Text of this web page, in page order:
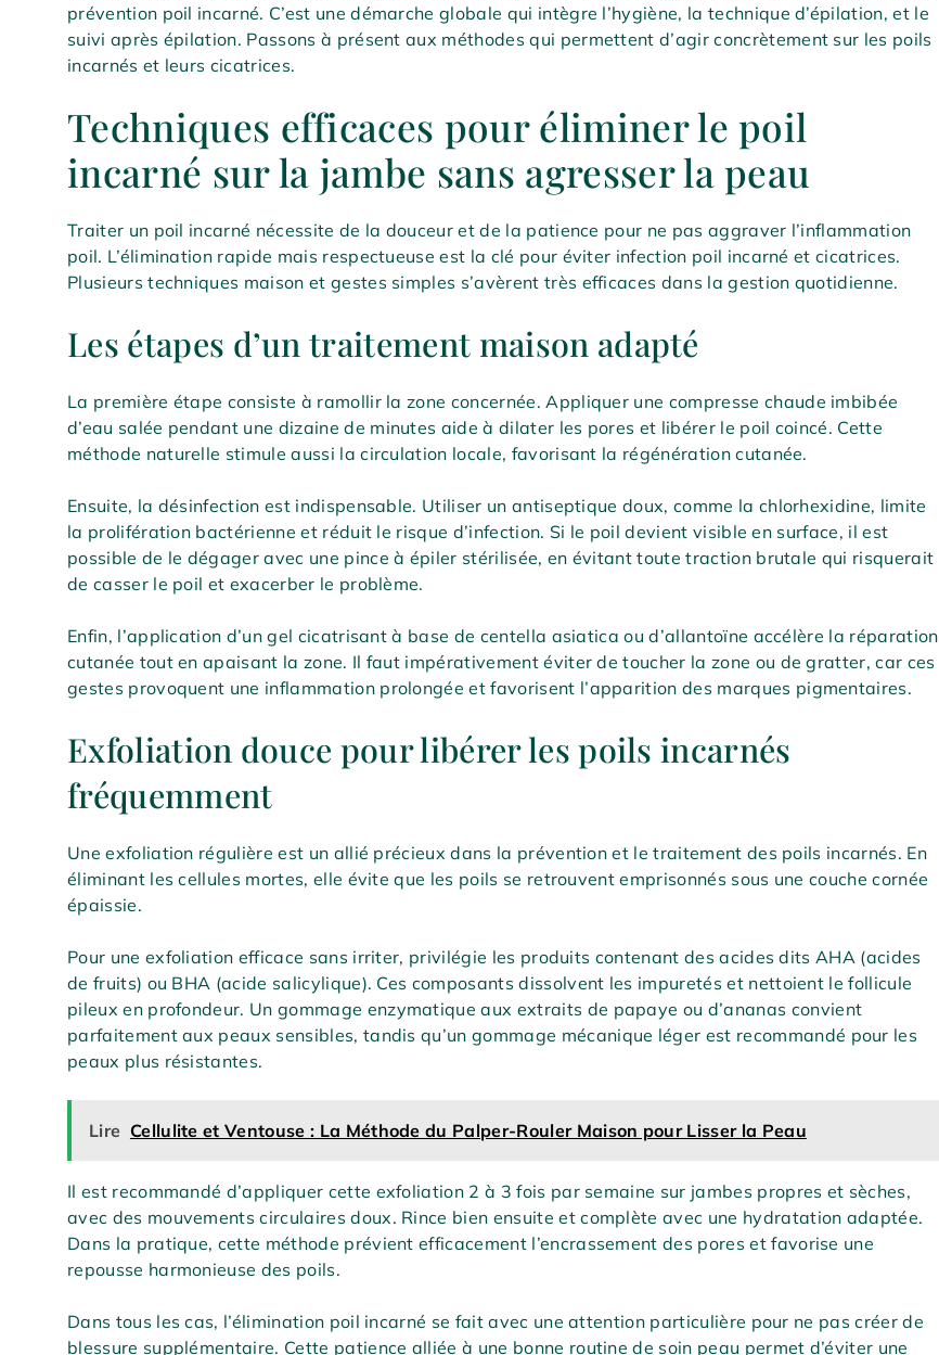
prévention poil incarné. C’est une démarche globale qui intègre l’hygiène, la technique d’épilation, et le
suivi après épilation. Passons à présent aux méthodes qui permettent d’agir concrètement sur les poils
incarnés et leurs cicatrices.
Techniques efficaces pour éliminer le poil
incarné sur la jambe sans agresser la peau
Traiter un poil incarné nécessite de la douceur et de la patience pour ne pas aggraver l’inflammation
poil. L’élimination rapide mais respectueuse est la clé pour éviter infection poil incarné et cicatrices.
Plusieurs techniques maison et gestes simples s’avèrent très efficaces dans la gestion quotidienne.
Les étapes d’un traitement maison adapté
La première étape consiste à ramollir la zone concernée. Appliquer une compresse chaude imbibée
d’eau salée pendant une dizaine de minutes aide à dilater les pores et libérer le poil coincé. Cette
méthode naturelle stimule aussi la circulation locale, favorisant la régénération cutanée.
Ensuite, la désinfection est indispensable. Utiliser un antiseptique doux, comme la chlorhexidine, limite
la prolifération bactérienne et réduit le risque d’infection. Si le poil devient visible en surface, il est
possible de le dégager avec une pince à épiler stérilisée, en évitant toute traction brutale qui risquerait
de casser le poil et exacerber le problème.
Enfin, l’application d’un gel cicatrisant à base de centella asiatica ou d’allantoïne accélère la réparation
cutanée tout en apaisant la zone. Il faut impérativement éviter de toucher la zone ou de gratter, car ces
gestes provoquent une inflammation prolongée et favorisent l’apparition des marques pigmentaires.
Exfoliation douce pour libérer les poils incarnés
fréquemment
Une exfoliation régulière est un allié précieux dans la prévention et le traitement des poils incarnés. En
éliminant les cellules mortes, elle évite que les poils se retrouvent emprisonnés sous une couche cornée
épaissie.
Pour une exfoliation efficace sans irriter, privilégie les produits contenant des acides dits AHA (acides
de fruits) ou BHA (acide salicylique). Ces composants dissolvent les impuretés et nettoient le follicule
pileux en profondeur. Un gommage enzymatique aux extraits de papaye ou d’ananas convient
parfaitement aux peaux sensibles, tandis qu’un gommage mécanique léger est recommandé pour les
peaux plus résistantes.
Lire Cellulite et Ventouse : La Méthode du Palper-Rouler Maison pour Lisser la Peau
Il est recommandé d’appliquer cette exfoliation 2 à 3 fois par semaine sur jambes propres et sèches,
avec des mouvements circulaires doux. Rince bien ensuite et complète avec une hydratation adaptée.
Dans la pratique, cette méthode prévient efficacement l’encrassement des pores et favorise une
repousse harmonieuse des poils.
Dans tous les cas, l’élimination poil incarné se fait avec une attention particulière pour ne pas créer de
blessure supplémentaire. Cette patience alliée à une bonne routine de soin peau permet d’éviter une